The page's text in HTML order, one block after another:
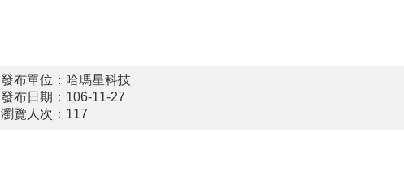
發布單位：哈瑪星科技
發布日期：106-11-27
瀏覽人次： 117